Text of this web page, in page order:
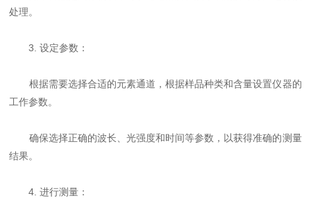
处理。
3. 设定参数：
根据需要选择合适的元素通道，根据样品种类和含量设置仪器的
工作参数。
确保选择正确的波长、光强度和时间等参数，以获得准确的测量
结果。
4. 进行测量：